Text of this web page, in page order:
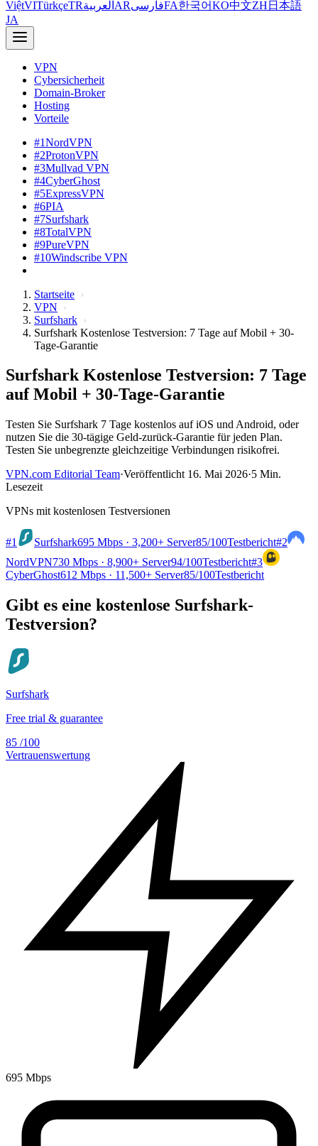
ViệtVITürkçeTRالعربية ARفارسیFA한국어KO中文ZH 日本語
JA
VPN
Cybersicherheit
Domain-Broker
Hosting
Vorteile
#1NordVPN
#2ProtonVPN
#3Mullvad VPN
#4CyberGhost
#5ExpressVPN
#6PIA
#7Surfshark
#8TotalVPN
#9PureVPN
#10Windscribe VPN
Startseite
VPN
Surfshark
Surfshark Kostenlose Testversion: 7 Tage auf Mobil + 30-
Tage-Garantie
Surfshark Kostenlose Testversion: 7 Tage
auf Mobil + 30-Tage-Garantie
Testen Sie Surfshark 7 Tage kostenlos auf iOS und Android, oder
nutzen Sie die 30-tägige Geld-zurück-Garantie für jeden Plan.
Testen Sie unbegrenzte gleichzeitige Verbindungen risikofrei.
VPN.com Editorial Team·Veröffentlicht 16. Mai 2026·5 Min.
Lesezeit
VPNs mit kostenlosen Testversionen
#1 Surfshark695 Mbps · 3,200+ Server85/100Testbericht#2
NordVPN730 Mbps · 8,900+ Server94/100Testbericht#3
CyberGhost612 Mbps · 11,500+ Server85/100Testbericht
Gibt es eine kostenlose Surfshark-
Testversion?
Surfshark
Free trial & guarantee
85 /100
Vertrauenswertung
695 Mbps